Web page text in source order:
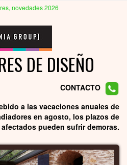
novedades 2026
DE DISEÑO
CONTACTO
a las vacaciones anuales de
en agosto, los plazos de
pueden sufrir demoras.